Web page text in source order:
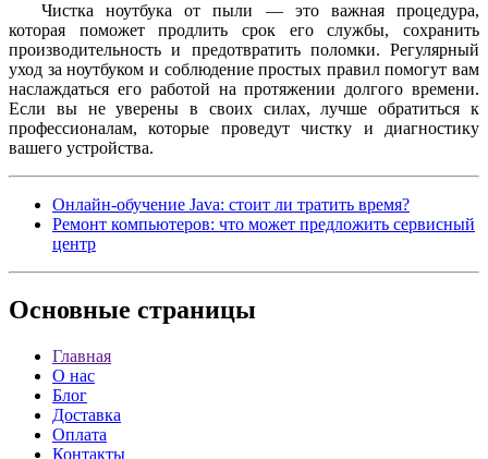
Чистка ноутбука от пыли — это важная процедура,
которая поможет продлить срок его службы, сохранить
производительность и предотвратить поломки. Регулярный
уход за ноутбуком и соблюдение простых правил помогут вам
наслаждаться его работой на протяжении долгого времени.
Если вы не уверены в своих силах, лучше обратиться к
профессионалам, которые проведут чистку и диагностику
вашего устройства.
Онлайн-обучение Java: стоит ли тратить время?
Ремонт компьютеров: что может предложить сервисный
центр
Основные страницы
Главная
О нас
Блог
Доставка
Оплата
Контакты